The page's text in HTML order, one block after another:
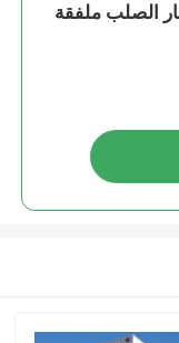
الصلب ملفقة